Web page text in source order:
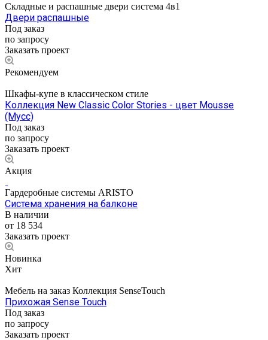
Складные и распашные двери система 4в1
Двери распашные
Под заказ
по запросу
Заказать проект
Рекомендуем
Шкафы-купе в классическом стиле
Коллекция New Classic Color Stories - цвет Mousse
(Мусс)
Под заказ
по запросу
Заказать проект
Акция
Гардеробные системы ARISTO
Система хранения на балконе
В наличии
от 18 534
Заказать проект
Новинка
Хит
Мебель на заказ Коллекция SenseTouch
Прихожая Sense Touch
Под заказ
по запросу
Заказать проект